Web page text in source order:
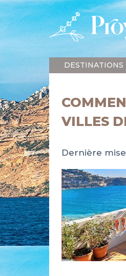
DESTINATIONS
VILLES
Dernière